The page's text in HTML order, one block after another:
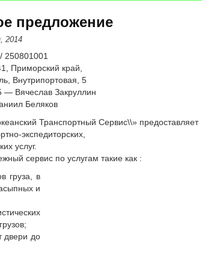
предложение
2014
Приморский край,
Внутрипортовая, 5
Вячеслав Закруллин
Беляков
Транспортный Сервис\\» предоставляет
экспедиторских,
услуг.
сервис по услугам такие как :
груза, в
и
двери до